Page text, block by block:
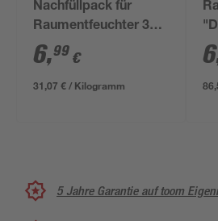
Nachfüllpack für
Raumentfeuchter 3x
75 g Apfel
6,99 €
31,07 € / Kilogramm
6
5 Jahre Garantie auf toom